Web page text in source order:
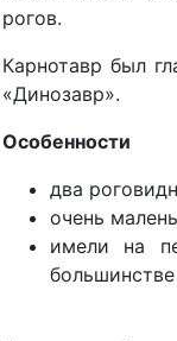
рогов.
Карнотавр был
«Динозавр».
Особенности
два
очень
имели на